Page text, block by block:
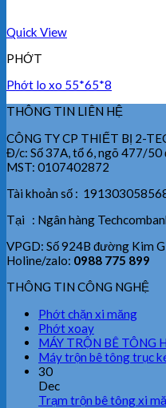
Quick View
PHỚT
Phớt lo xo 55*65*8
THÔNG TIN LIÊN HỆ
CÔNG TY CP THIẾT BỊ 2-
Đ/c: Số 37A, tổ 6, ngõ 477/50
MST: 0107402872
Tài khoản số :
Tại : Ngân hàng
VPGD: Số 924B đường Kim
Holine/zalo: 0988 775 899
THÔNG TIN CÔNG NGHỆ
Phớt chặn xi măng
Phớt xoay
MÁY TRỘN BÊ TÔNG
Máy trộn bê tông trục
30
Dec
Trạm trộn bê tông xi